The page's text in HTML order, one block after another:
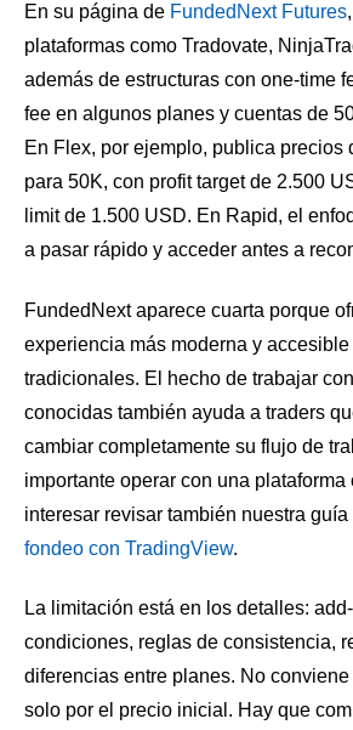
En su página de FundedNext Futures
plataformas como Tradovate,
además de estructuras con one-time
fee en algunos planes y cuentas de
En Flex, por ejemplo, publica precios
para 50K, con profit target de 2.500
limit de 1.500 USD. En Rapid, el
a pasar rápido y acceder antes a
FundedNext aparece cuarta porque
experiencia más moderna y
tradicionales. El hecho de trabajar
conocidas también ayuda a traders
cambiar completamente su flujo de
importante operar con una plataforma
interesar revisar también nuestra guía
fondeo con TradingView.
La limitación está en los detalles:
condiciones, reglas de consistencia,
diferencias entre planes. No
solo por el precio inicial. Hay que